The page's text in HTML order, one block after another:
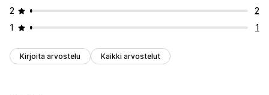
2
2
1
1
Kirjoita arvostelu Kaikki arvostelut